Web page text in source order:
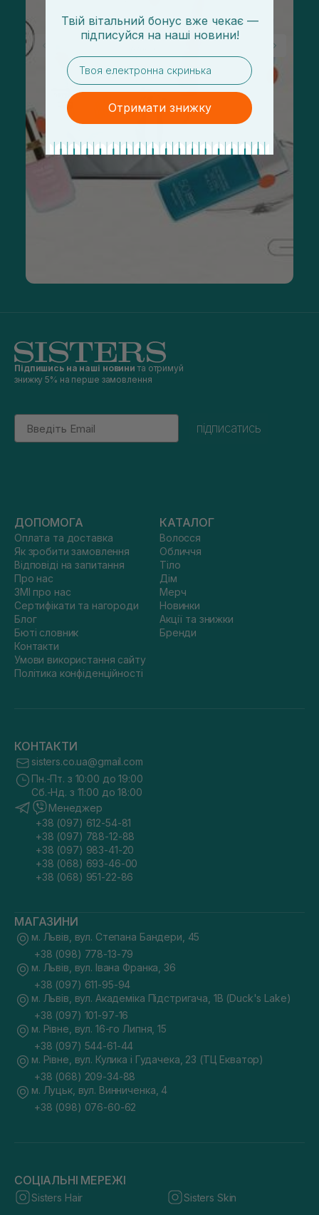
Підпишись на наші новини та отримуй
знижку 5% на перше замовлення
Email
підписатись
ДОПОМОГА
Оплата та доставка
Як зробити замовлення
Відповіді на запитання
Про нас
ЗМІ про нас
Сертифікати та нагороди
Блог
Бюті словник
Контакти
Умови використання сайту
Політика конфіденційності
КАТАЛОГ
Волосся
Обличчя
Тіло
Дім
Мерч
Новинки
Акції та знижки
Бренди
КОНТАКТИ
sisters.co.ua@gmail.com
Пн.-Пт. з 10:00 до 19:00
Сб.-Нд. з 11:00 до 18:00
Менеджер
+38 (097) 612-54-81
+38 (097) 788-12-88
+38 (097) 983-41-20
+38 (068) 693-46-00
+38 (068) 951-22-86
МАГАЗИНИ
м. Львів, вул. Степана Бандери, 45
+38 (098) 778-13-79
м. Львів, вул. Івана Франка, 36
+38 (097) 611-95-94
м. Львів, вул. Академіка Підстригача, 1В (Duck's Lake)
+38 (097) 101-97-16
м. Рівне, вул. 16-го Липня, 15
+38 (097) 544-61-44
м. Рівне, вул. Кулика і Гудачека, 23 (ТЦ Екватор)
+38 (068) 209-34-88
м. Луцьк, вул. Винниченка, 4
+38 (098) 076-60-62
СОЦІАЛЬНІ МЕРЕЖІ
Sisters Hair Sisters Skin
Твій вітальний бонус вже чекає —
підписуйся на наші новини!
email
Отримати знижку